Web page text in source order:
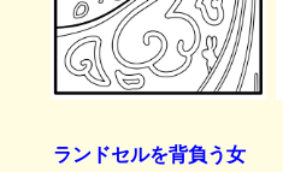
ランドセルを背負う女